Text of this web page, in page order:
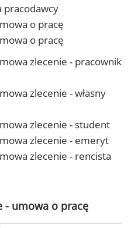
pracodawcy
o pracę
o pracę
zlecenie - pracownik
zlecenie - własny
zlecenie - student
zlecenie - emeryt
zlecenie - rencista
- umowa o pracę